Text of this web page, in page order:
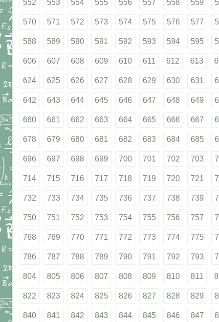
552 553 554 555 556 557 558 559
570 571 572 573 574 575 576 577
588 589 590 591 592 593 594 595
606 607 608 609 610 611 612 613
624 625 626 627 628 629 630 631
642 643 644 645 646 647 648 649
660 661 662 663 664 665 666 667
678 679 680 681 682 683 684 685
696 697 698 699 700 701 702 703
714 715 716 717 718 719 720 721
732 733 734 735 736 737 738 739
750 751 752 753 754 755 756 757
768 769 770 771 772 773 774 775
786 787 788 789 790 791 792 793
804 805 806 807 808 809 810 811
822 823 824 825 826 827 828 829
840 841 842 843 844 845 846 847